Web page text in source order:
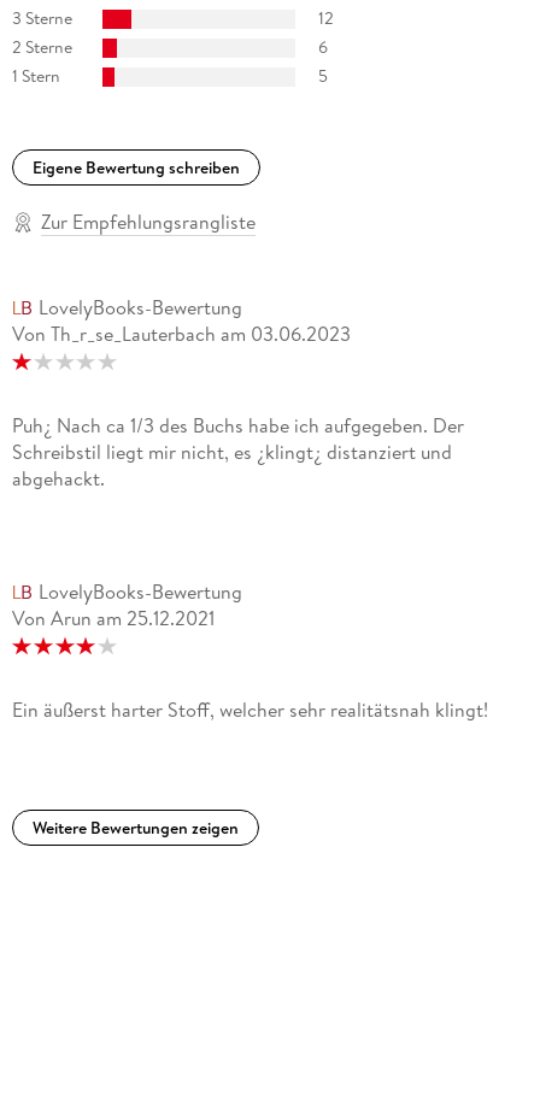
schlummern unter einer hochexplosiven Story, die das
Tribunal zu einem wahren Page-Turner machen. Unbedingt
lesen! « kriminetz. de
»Das Buch ist eine mahnende Vergegenwärtigung, was
Menschen ihresgleichen antun können. « Neue Luzerner
Zeitung
geschweige denn wünschen. « Susann Fleischer,
literaturmarkt. info
Thrillers ist . . . ungeheuerlich. « Walter Delabar,
literaturkritik. de
3 Sterne
12
2 Sterne
6
1 Stern
5
Eigene Bewertung schreiben
Zur Empfehlungsrangliste
LovelyBooks-Bewertung
Von Th_r_se_Lauterbach am 03.06.2023
Puh¿ Nach ca 1/3 des Buchs habe ich aufgegeben. Der
Schreibstil liegt mir nicht, es ¿klingt¿ distanziert und
abgehackt.
LovelyBooks-Bewertung
Von Arun am 25.12.2021
Ein äußerst harter Stoff, welcher sehr realitätsnah klingt!
Weitere Bewertungen zeigen